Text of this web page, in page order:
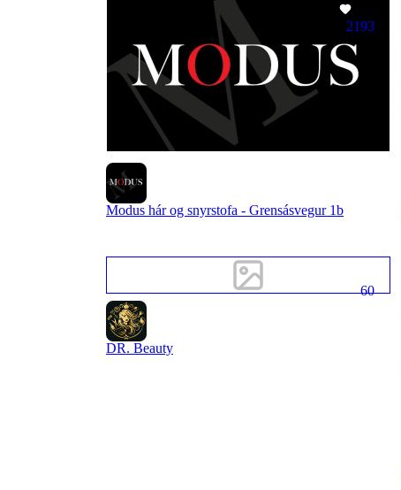
2193
Modus hár og snyrstofa - Grensásvegur 1b
60
DR. Beauty